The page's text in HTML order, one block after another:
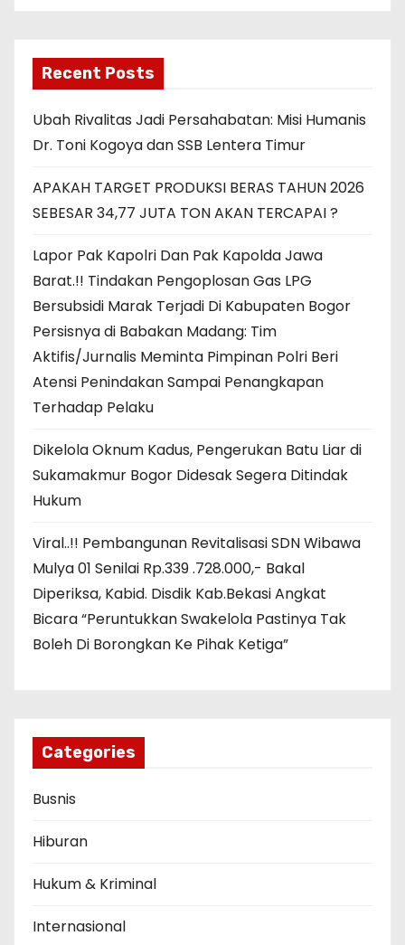
Recent Posts
Ubah Rivalitas Jadi Persahabatan: Misi Humanis
Dr. Toni Kogoya dan SSB Lentera Timur
APAKAH TARGET PRODUKSI BERAS TAHUN 2026
SEBESAR 34,77 JUTA TON AKAN TERCAPAI ?
Lapor Pak Kapolri Dan Pak Kapolda Jawa
Barat.!! Tindakan Pengoplosan Gas LPG
Bersubsidi Marak Terjadi Di Kabupaten Bogor
Persisnya di Babakan Madang: Tim
Aktifis/Jurnalis Meminta Pimpinan Polri Beri
Atensi Penindakan Sampai Penangkapan
Terhadap Pelaku
Dikelola Oknum Kadus, Pengerukan Batu Liar di
Sukamakmur Bogor Didesak Segera Ditindak
Hukum
Viral..!! Pembangunan Revitalisasi SDN Wibawa
Mulya 01 Senilai Rp.339 .728.000,- Bakal
Diperiksa, Kabid. Disdik Kab.Bekasi Angkat
Bicara “Peruntukkan Swakelola Pastinya Tak
Boleh Di Borongkan Ke Pihak Ketiga”
Categories
Busnis
Hiburan
Hukum & Kriminal
Internasional